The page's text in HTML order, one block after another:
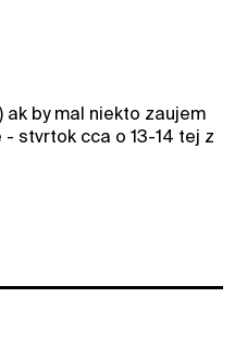
ak by mal niekto zaujem
stvrtok cca o 13-14 tej z